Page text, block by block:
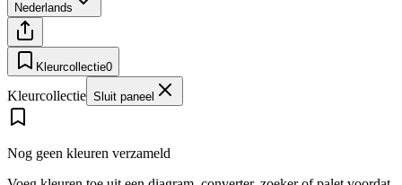
Nederlands
Kleurcollectie0
Kleurcollectie Sluit paneel
Nog geen kleuren verzameld